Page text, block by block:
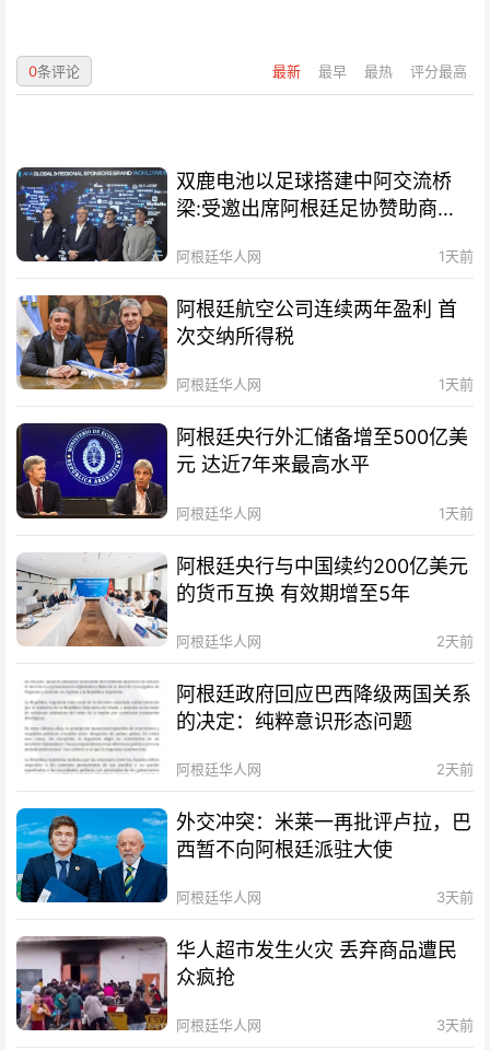
最新 最早 最热 评分最高
0条评论
双鹿电池以足球搭建中阿交流桥
梁:受邀出席阿根廷足协赞助商招
阿根廷华人网 1天前
阿根廷航空公司连续两年盈利 首
次交纳所得税
阿根廷华人网 1天前
阿根廷央行外汇储备增至500亿美
元 达近7年来最高水平
阿根廷华人网 1天前
阿根廷央行与中国续约200亿美元
的货币互换 有效期增至5年
阿根廷华人网 2天前
阿根廷政府回应巴西降级两国关系
的决定：纯粹意识形态问题
阿根廷华人网 2天前
外交冲突：米莱一再批评卢拉，巴
西暂不向阿根廷派驻大使
阿根廷华人网 3天前
华人超市发生火灾 丢弃商品遭民
众疯抢
阿根廷华人网 3天前